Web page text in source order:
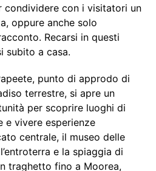
condividere con i visitatori un
oppure anche solo
Recarsi in questi
subito a casa.
punto di approdo di
terrestre, si apre un
per scoprire luoghi di
e vivere esperienze
centrale, il museo delle
e la spiaggia di
traghetto fino a Moorea,